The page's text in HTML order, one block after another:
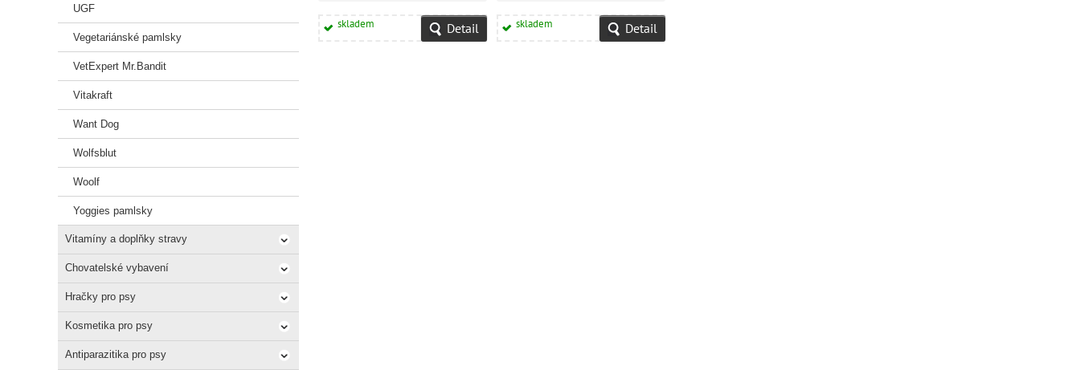
skladem Detail skladem Detail
UGF
Vegetariánské pamlsky
VetExpert Mr.Bandit
Vitakraft
Want Dog
Wolfsblut
Woolf
Yoggies pamlsky
Vitamíny a doplňky stravy
Chovatelské vybavení
Hračky pro psy
Kosmetika pro psy
Antiparazitika pro psy